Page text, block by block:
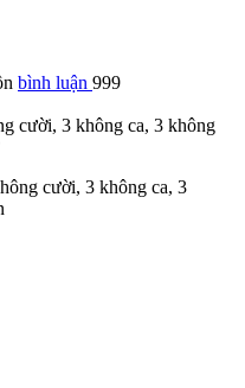
bình luận 999
cười, 3 không ca, 3 không